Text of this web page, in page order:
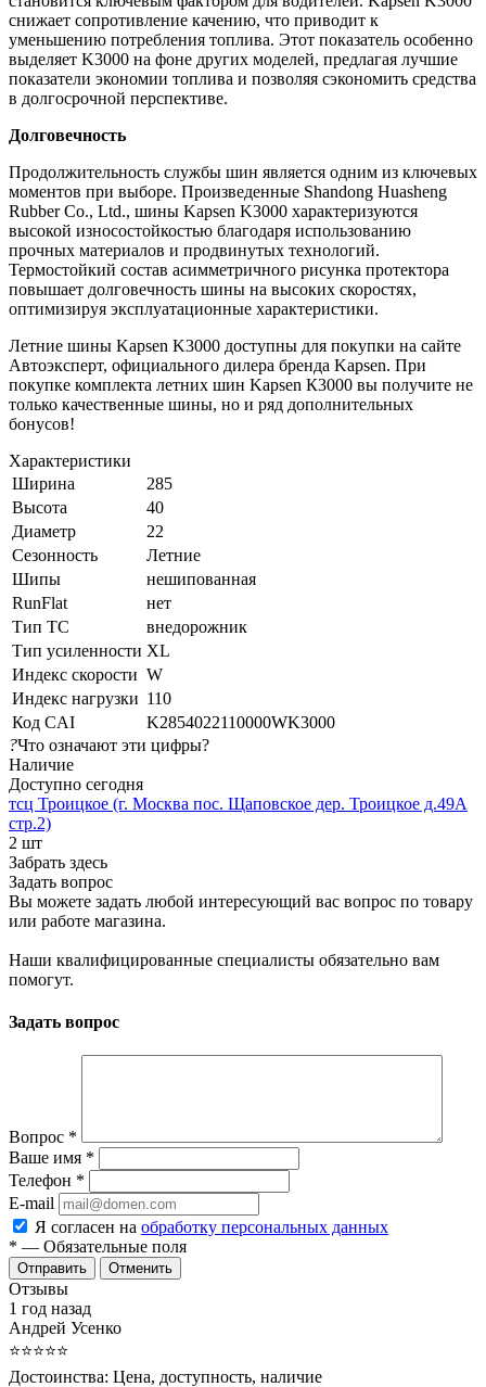
снижает сопротивление качению, что приводит к
уменьшению потребления топлива. Этот показатель особенно
выделяет K3000 на фоне других моделей, предлагая лучшие
показатели экономии топлива и позволяя сэкономить средства
в долгосрочной перспективе.
Долговечность
Продолжительность службы шин является одним из ключевых
моментов при выборе. Произведенные Shandong Huasheng
Rubber Co., Ltd., шины Kapsen K3000 характеризуются
высокой износостойкостью благодаря использованию
прочных материалов и продвинутых технологий.
Термостойкий состав асимметричного рисунка протектора
повышает долговечность шины на высоких скоростях,
оптимизируя эксплуатационные характеристики.
Летние шины Kapsen K3000 доступны для покупки на сайте
Автоэксперт, официального дилера бренда Kapsen. При
покупке комплекта летних шин Kapsen К3000 вы получите не
только качественные шины, но и ряд дополнительных
бонусов!
Характеристики
Ширина
285
Высота
40
Диаметр
22
Сезонность
Летние
Шипы
нешипованная
RunFlat
нет
Тип ТС
внедорожник
Тип усиленности XL
Индекс скорости W
Индекс нагрузки 110
Код CAI
K2854022110000WK3000
?Что означают эти цифры?
Наличие
Доступно сегодня
тсц Троицкое (г. Москва пос. Щаповское дер. Троицкое д.49А
стр.2)
2 шт
Забрать здесь
Задать вопрос
Вы можете задать любой интересующий вас вопрос по товару
или работе магазина.
Наши квалифицированные специалисты обязательно вам
помогут.
Задать вопрос
Вопрос *
Ваше имя *
Телефон *
E-mail
Я согласен на обработку персональных данных
* — Обязательные поля
Отменить
Отзывы
1 год назад
Андрей Усенко
⭐⭐⭐⭐⭐
Достоинства: Цена, доступность, наличие